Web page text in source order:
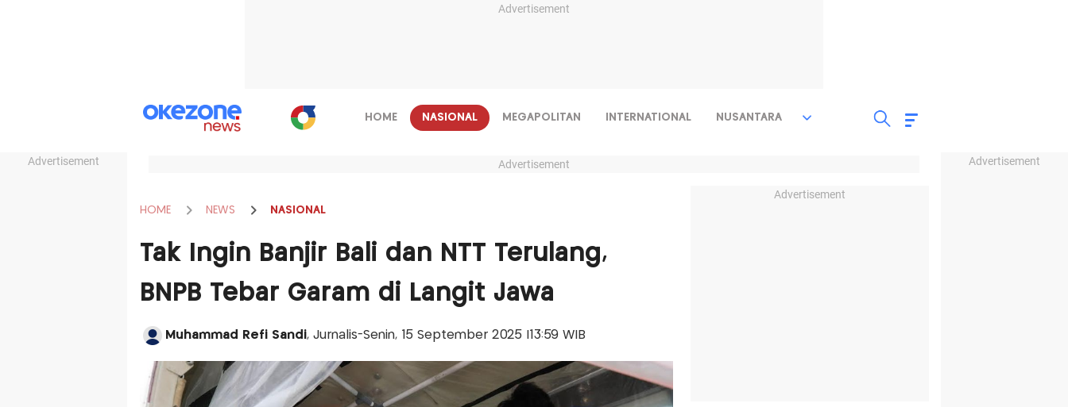
Advertisement
Advertisement Advertisement
HOME NASIONAL MEGAPOLITAN INTERNATIONAL NUSANTARA
Advertisement
HOME NEWS NASIONAL
Tak Ingin Banjir Bali dan NTT Terulang,
BNPB Tebar Garam di Langit Jawa
Muhammad Refi Sandi, Jurnalis-Senin, 15 September 2025 |13:59 WIB
Advertisement